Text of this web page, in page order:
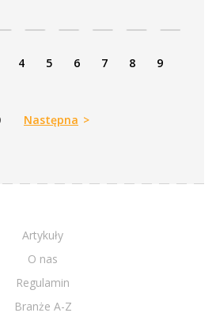
4 5 6 7 8 9
Następna >
Artykuły
O nas
Regulamin
Branże A-Z